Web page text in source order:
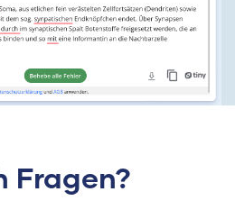
Fragen?